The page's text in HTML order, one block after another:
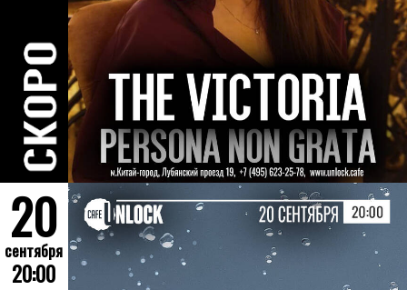
20
сентября
20:00